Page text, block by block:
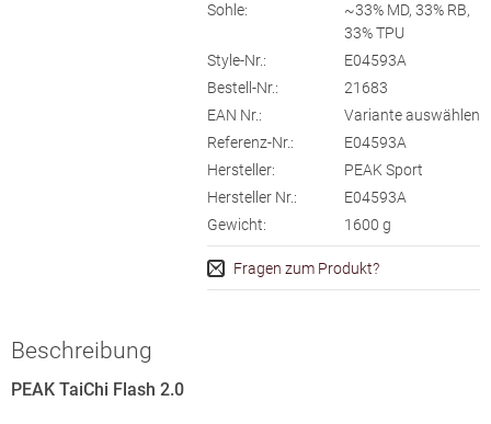
Sohle:
~33% MD, 33% RB,
33% TPU
Style-Nr.:
E04593A
Bestell-Nr.:
21683
EAN Nr.:
Variante auswählen
Referenz-Nr.:
E04593A
Hersteller:
PEAK Sport
Hersteller Nr.:
E04593A
Gewicht:
1600 g
Fragen zum Produkt?
Beschreibung
PEAK TaiChi Flash 2.0